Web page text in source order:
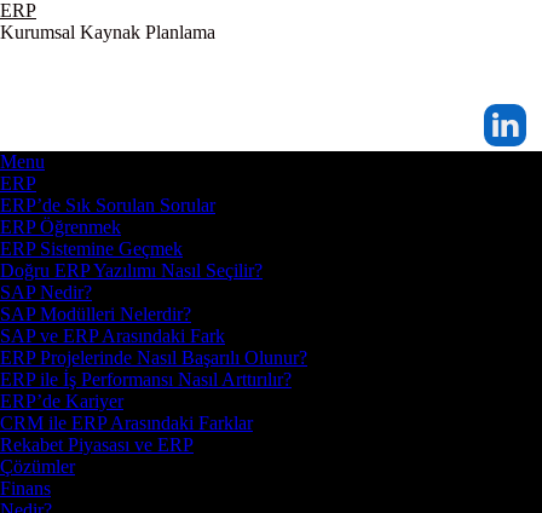
ERP
Kurumsal Kaynak Planlama
Menu
ERP
ERP’de Sık Sorulan Sorular
ERP Öğrenmek
ERP Sistemine Geçmek
Doğru ERP Yazılımı Nasıl Seçilir?
SAP Nedir?
SAP Modülleri Nelerdir?
SAP ve ERP Arasındaki Fark
ERP Projelerinde Nasıl Başarılı Olunur?
ERP ile İş Performansı Nasıl Arttırılır?
ERP’de Kariyer
CRM ile ERP Arasındaki Farklar
Rekabet Piyasası ve ERP
Çözümler
Finans